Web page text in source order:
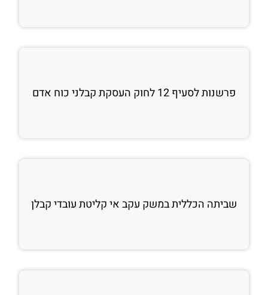
פרשנות לסעיף 12 לחוק העסקת קבלני כוח אדם
שביתה הכללית במשק עקב אי קליטת עובדי קבלן